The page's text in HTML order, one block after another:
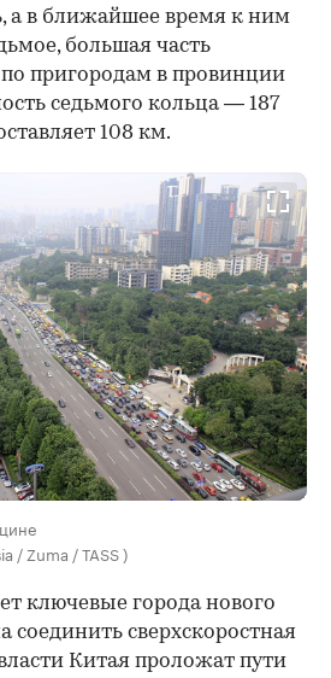
а в ближайшее время к ним
большая часть
пригородам в провинции
седьмого кольца — 187
108 км.
/ Zuma / TASS )
ключевые города нового
соединить сверхскоростная
Китая проложат пути